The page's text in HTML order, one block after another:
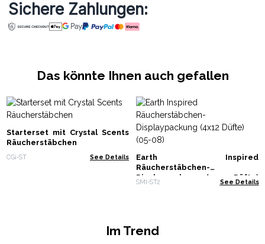
Sichere Zahlungen:
Das könnte Ihnen auch gefallen
Starterset mit Crystal Scents
Räucherstäbchen
CGi-ST See Details
Earth Inspired
Räucherstäbchen-
Displaypackung (4x12 Düfte)
SMI-ST2 See Details
Im Trend